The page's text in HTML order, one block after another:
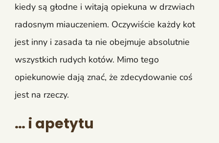
kiedy są głodne i witają opiekuna w drzwiach
radosnym miauczeniem. Oczywiście każdy kot
jest inny i zasada ta nie obejmuje absolutnie
wszystkich rudych kotów. Mimo tego
opiekunowie dają znać, że zdecydowanie coś
jest na rzeczy.
… i apetytu